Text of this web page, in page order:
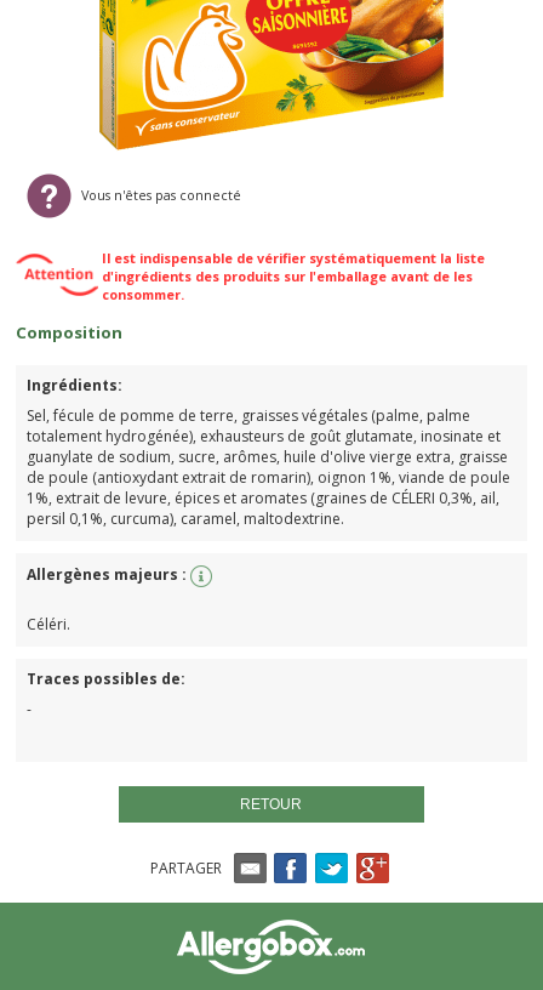
Vous n'êtes pas connecté
Il est indispensable de vérifier systématiquement la liste
d'ingrédients des produits sur l'emballage avant de les
consommer.
Composition
Ingrédients:
Sel, fécule de pomme de terre, graisses végétales (palme, palme
totalement hydrogénée), exhausteurs de goût glutamate, inosinate et
guanylate de sodium, sucre, arômes, huile d'olive vierge extra, graisse
de poule (antioxydant extrait de romarin), oignon 1%, viande de poule
1%, extrait de levure, épices et aromates (graines de CÉLERI 0,3%, ail,
persil 0,1%, curcuma), caramel, maltodextrine.
Allergènes majeurs :
Céléri.
Traces possibles de:
-
RETOUR
PARTAGER